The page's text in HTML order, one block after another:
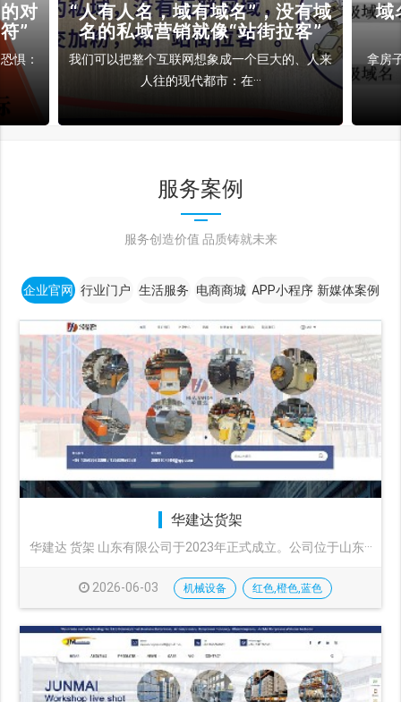
对
”
惧：
“人有人名，域有域名”，没有域
名的私域营销就像“站街拉客”
我们可以把整个互联网想象成一个巨大的、人来
人往的现代都市：在···
域
拿房
服务案例
服务创造价值 品质铸就未来
企业官网 行业门户 生活服务 电商商城 APP小程序 新媒体案例
华建达货架
华建达 货架 山东有限公司于2023年正式成立。公司位于山东···
2026-06-03 机械设备 红色,橙色,蓝色